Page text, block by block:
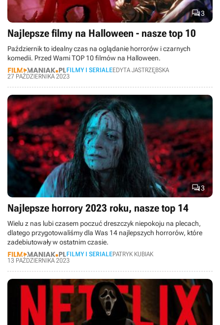
3
Najlepsze filmy na Halloween - nasze top 10
Październik to idealny czas na oglądanie horrorów i czarnych
komedii. Przed Wami TOP 10 filmów na Halloween.
FILMY I SERIALEEDYTA JASTRZĘBSKA
27 PAŹDZIERNIKA 2023
3
Najlepsze horrory 2023 roku, nasze top 14
Wielu z nas lubi czasem poczuć dreszczyk niepokoju na plecach,
dlatego przygotowaliśmy dla Was 14 najlepszych horrorów, które
zadebiutowały w ostatnim czasie.
FILMY I SERIALEPATRYK KUBIAK
13 PAŹDZIERNIKA 2023